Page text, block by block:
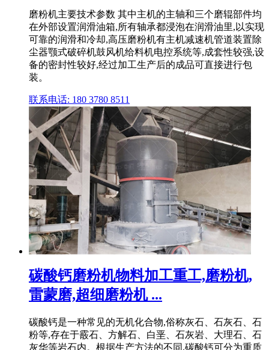
磨粉机主要技术参数 其中主机的主轴和三个磨辊部件均
在外部设置润滑油箱,所有轴承都浸泡在润滑油里,以实现
可靠的润滑和冷却,高压磨粉机有主机减速机管道装置除
尘器颚式破碎机鼓风机给料机电控系统等,成套性较强,设
备的密封性较好,经过加工生产后的成品可直接进行包
装。
联系电话: 180 3780 8511
碳酸钙磨粉机物料加工重工,磨粉机,
雷蒙磨,超细磨粉机 ...
碳酸钙是一种常见的无机化合物,俗称灰石、石灰石、石
粉等,存在于霰石、方解石、白垩、石灰岩、大理石、石
灰华等岩石内。根据生产方法的不同,碳酸钙可分为重质